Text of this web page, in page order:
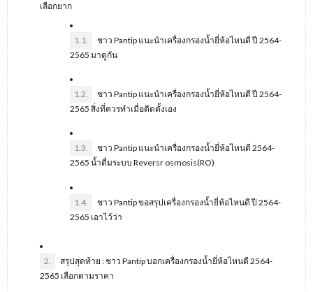
เลือกยาก
1.1.
ชาว Pantip แนะนำเครื่องกรองน้ำยี่ห้อไหนดี ปี 2564-
2565 มาดูกัน
1.2.
ชาว Pantip แนะนำเครื่องกรองน้ำยี่ห้อไหนดี ปี 2564-
2565 สิ่งที่ควรทำเมื่อติดตั้งเอง
1.3.
ชาว Pantip แนะนำเครื่องกรองน้ำยี่ห้อไหนดี 2564-
2565 น้ำดื่มระบบ Reversr osmosis(RO)
1.4.
ชาว Pantip ขอสรุปเครื่องกรองน้ำยี่ห้อไหนดี ปี 2564-
2565 เอาไว้ว่า
2.
สรุปสุดท้าย : ชาว Pantip บอกเครื่องกรองน้ำยี่ห้อไหนดี 2564-
2565 เลือกตามราคา